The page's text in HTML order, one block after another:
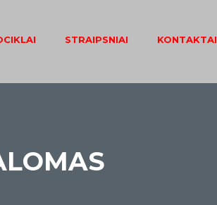
STRAIPSNIAI KONTAKTAI